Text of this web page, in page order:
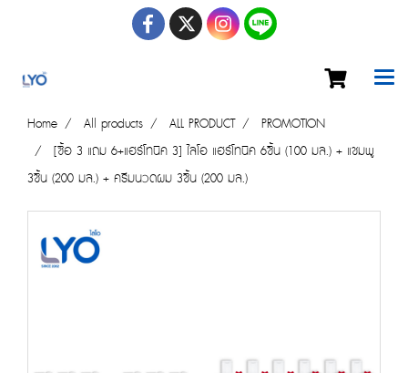
Home All products ALL PRODUCT
PROMOTION
[ซื้อ 3 แถม 6+แฮร์โทนิค 3] ไลโอ แฮร์โทนิค 6ชิ้น (100 มล.) + แชมพู
3ชิ้น (200 มล.) + ครีมนวดผม 3ชิ้น (200 มล.)